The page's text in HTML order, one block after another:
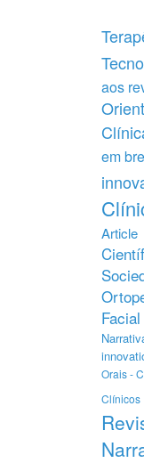
aos
em
Article
Facial
Orais -
Clínicos